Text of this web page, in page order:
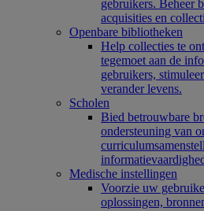
gebruikers. Beheer
acquisities en
Openbare bibliotheken
Help collecties te
tegemoet aan de
gebruikers,
verander levens.
Scholen
Bied betrouwbare
ondersteuning van
Medische instellingen
Voorzie uw
oplossingen,